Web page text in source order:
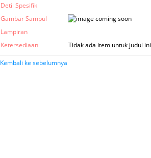
Detil Spesifik
Gambar Sampul
Lampiran
Ketersediaan
Tidak ada item untuk judul ini
Kembali ke sebelumnya